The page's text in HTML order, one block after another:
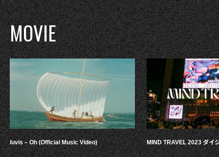
MOVIE
luvis – Oh (Official Music Video) MIND TRAVEL 2023 ダイ